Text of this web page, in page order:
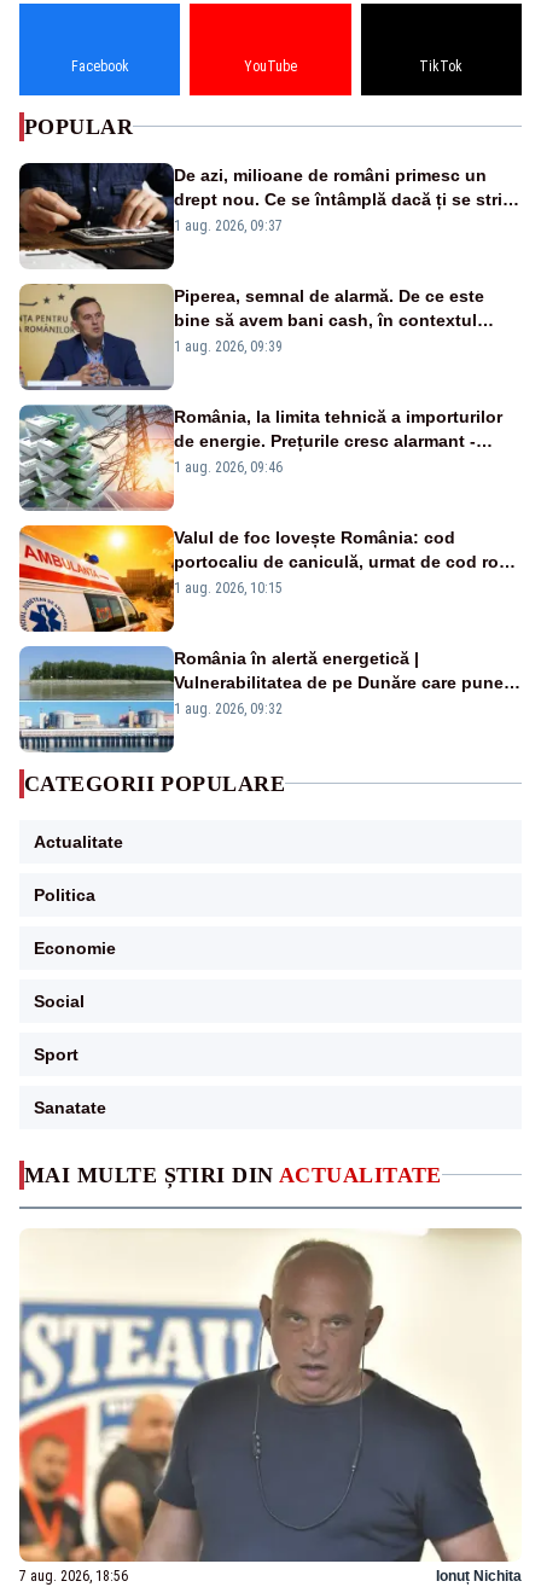
MAI MULTE ȘTIRI DIN ACTUALITATE
7 aug. 2026, 18:56 Ionuț Nichita
Facebook YouTube TikTok
POPULAR
De azi, milioane de români primesc un
drept nou. Ce se întâmplă dacă ți se strică
un produs
1 aug. 2026, 09:37
Piperea, semnal de alarmă. De ce este
bine să avem bani cash, în contextul
alertei energetice?
1 aug. 2026, 09:39
România, la limita tehnică a importurilor
de energie. Prețurile cresc alarmant -
Analiză Realitatea Plus
1 aug. 2026, 09:46
Valul de foc lovește România: cod
portocaliu de caniculă, urmat de cod roșu
duminică. Temperaturile urcă spre 40°C
1 aug. 2026, 10:15
România în alertă energetică |
Vulnerabilitatea de pe Dunăre care pune
în pericol Centrala Cernavodă era
1 aug. 2026, 09:32
CATEGORII POPULARE
Actualitate
Politica
Economie
Social
Sport
Sanatate